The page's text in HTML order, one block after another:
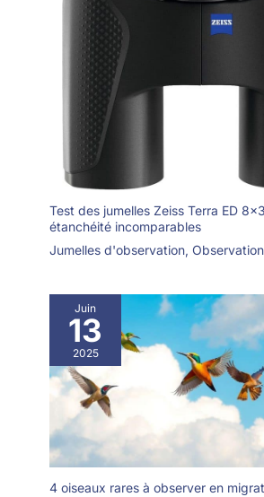
Test des jumelles Zeiss Terra ED
étanchéité incomparables
Jumelles d'observation,
Juin
13
2025
4 oiseaux rares à observer en